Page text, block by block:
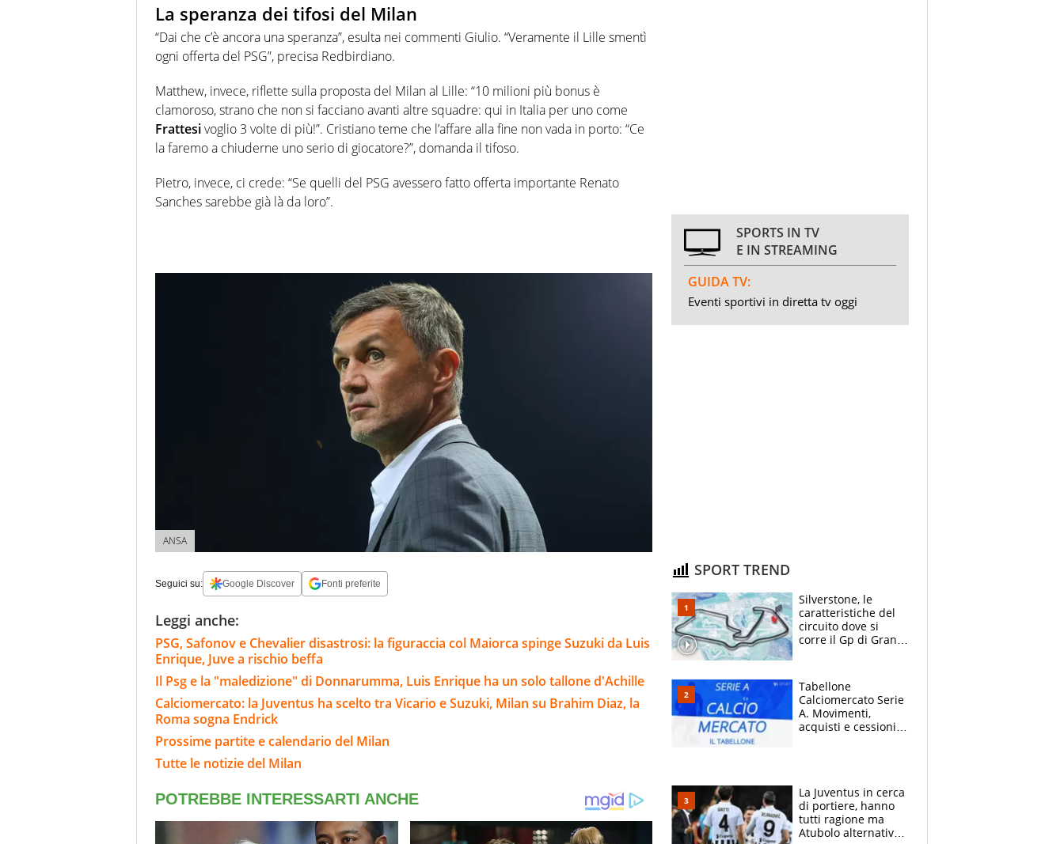
La speranza dei tifosi del Milan
“Dai che c’è ancora una speranza”, esulta nei commenti Giulio. “Veramente il Lille smentì
ogni offerta del PSG”, precisa Redbirdiano.
Matthew, invece, riflette sulla proposta del Milan al Lille: “10 milioni più bonus è
clamoroso, strano che non si facciano avanti altre squadre: qui in Italia per uno come
Frattesivoglio 3 volte di più!”. Cristiano teme che l’affare alla fine non vada in porto: “Ce
la faremo a chiuderne uno serio di giocatore?”, domanda il tifoso.
Pietro, invece, ci crede: “Se quelli del PSG avessero fatto offerta importante Renato
Sanches sarebbe già là da loro”.
ANSA
Seguici su: Google Discover Fonti preferite
Leggi anche:
PSG, Safonov e Chevalier disastrosi: la figuraccia col Maiorca spinge Suzuki da Luis
Enrique, Juve a rischio beffa
Il Psg e la "maledizione" di Donnarumma, Luis Enrique ha un solo tallone d'Achille
Calciomercato: la Juventus ha scelto tra Vicario e Suzuki, Milan su Brahim Diaz, la
Roma sogna Endrick
Prossime partite e calendario del Milan
Tutte le notizie del Milan
SPORTS IN TV
E IN STREAMING
GUIDA TV:
Eventi sportivi in diretta tv oggi
SPORT TREND
Silverstone, le
caratteristiche del
circuito dove si
corre il Gp di Gran
Tabellone
Calciomercato Serie
A. Movimenti,
acquisti e cessioni:
La Juventus in cerca
di portiere, hanno
tutti ragione ma
Atubolo alternativa